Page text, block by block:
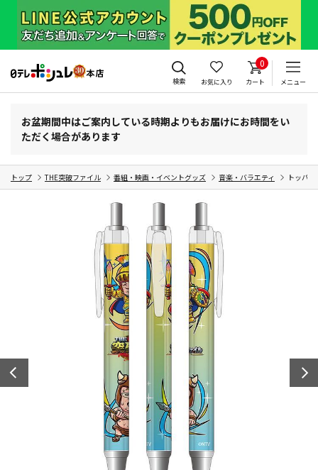
検索 お気に入り
0
カート メニュー
お盆期間中はご案内している時期よりもお届けにお時間をい
ただく場合があります
トップ THE突破ファイル 番組・映画・イベントグッズ 音楽・バラエティ トッパ